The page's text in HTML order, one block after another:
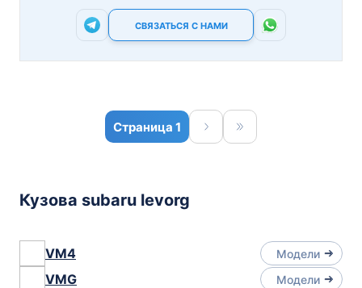
СВЯЗАТЬСЯ С НАМИ
1
Кузова subaru levorg
VM4 Модели
VMG Модели